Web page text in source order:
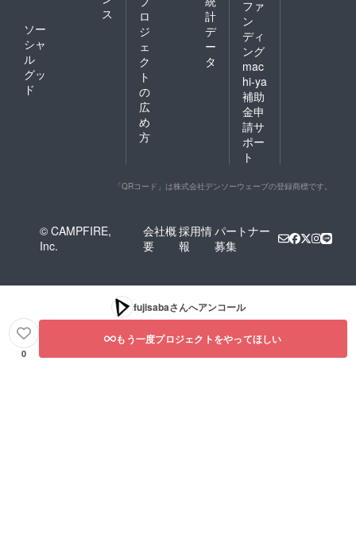
ス
ソー
シャ
ル
グッ
ド
ロ
ジ
ェ
ク
ト
の
広
め
方
計
デ
ー
タ
ファ
ン
ディ
ング
mac
hi-ya
補助
金申
請サ
ポー
ト
「QRコード」は株式会社デンソーウェーブの登録商標です。
© CAMPFIRE,
Inc.
会社概
要
採用情
報
パートナー
募集
fujisabaさんへアンコール
0
もう一度プロジェクトをやってほしい